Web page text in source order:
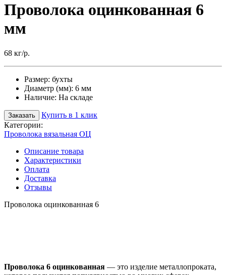
Проволока оцинкованная 6
мм
68 кг/р.
Размер: бухты
Диаметр (мм): 6 мм
Наличие: На складе
Заказать
Купить в 1 клик
Категории:
Проволока вязальная ОЦ
Описание товара
Характеристики
Оплата
Доставка
Отзывы
Проволока оцинкованная 6
Проволока 6 оцинкованная — это изделие металлопроката,